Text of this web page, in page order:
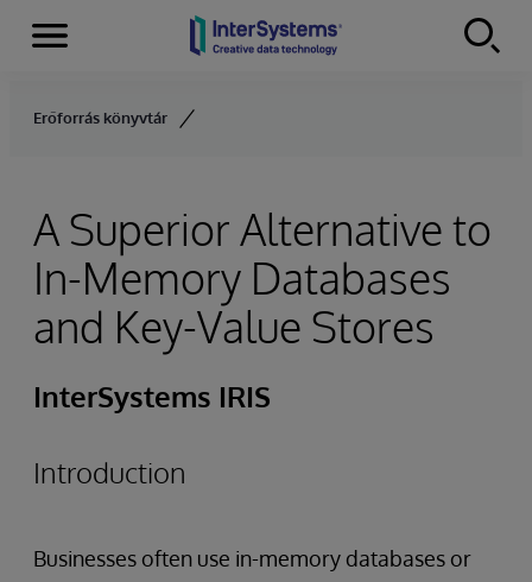
Skip to content
Menu
Erőforrás könyvtár
A Superior Alternative to
In-Memory Databases
and Key-Value Stores
InterSystems IRIS
Introduction
Businesses often use in-memory databases or